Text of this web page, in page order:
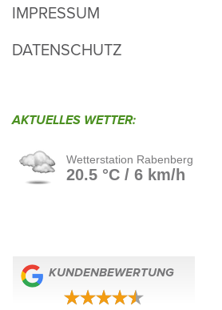
IMPRESSUM
DATENSCHUTZ
AKTU­ELLES WETTER:
KUNDEN­BE­WER­TUNG